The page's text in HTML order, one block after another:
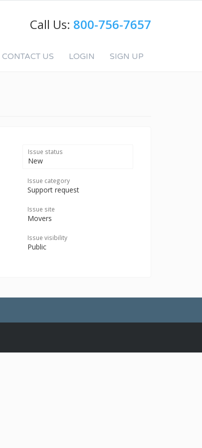
Call Us: 800-756-7657
CONTACT US LOGIN SIGN UP
Issue status
New
Issue category
Support request
Issue site
Movers
Issue visibility
Public